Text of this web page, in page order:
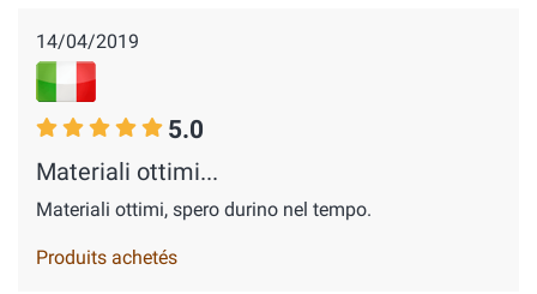
14/04/2019
5.0
Materiali ottimi...
Materiali ottimi, spero durino nel tempo.
Produits achetés